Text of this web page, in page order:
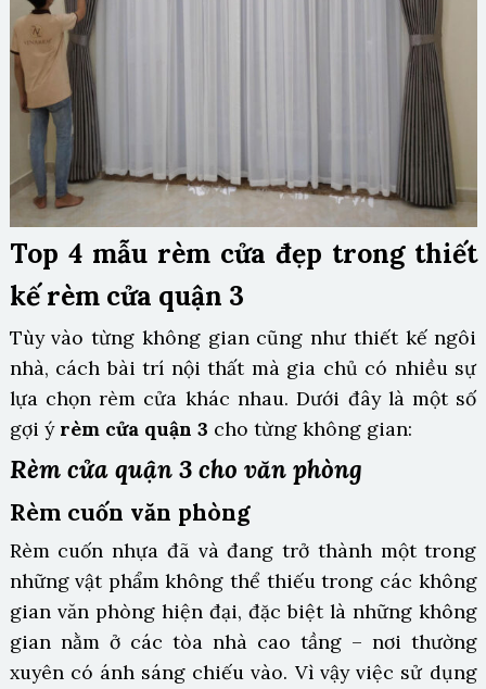
Top 4 mẫu rèm cửa đẹp trong thiết
kế rèm cửa quận 3
Tùy vào từng không gian cũng như thiết kế ngôi
nhà, cách bài trí nội thất mà gia chủ có nhiều sự
lựa chọn rèm cửa khác nhau. Dưới đây là một số
gợi ý rèm cửa quận 3 cho từng không gian:
Rèm cửa quận 3 cho văn phòng
Rèm cuốn văn phòng
Rèm cuốn nhựa đã và đang trở thành một trong
những vật phẩm không thể thiếu trong các không
gian văn phòng hiện đại, đặc biệt là những không
gian nằm ở các tòa nhà cao tầng – nơi thường
xuyên có ánh sáng chiếu vào. Vì vậy việc sử dụng